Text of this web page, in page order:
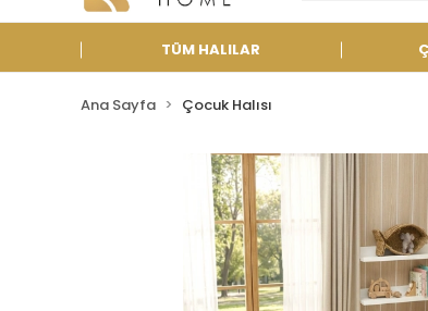
TÜM HALILAR
Ana Sayfa Çocuk Halısı